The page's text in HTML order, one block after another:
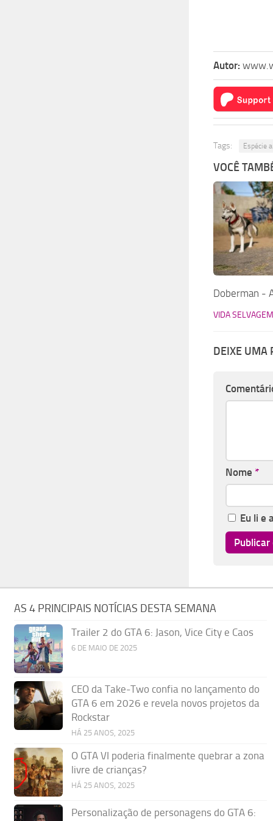
Autor:
Tags: Espécie
VOCÊ
Doberman -
VIDA
DEIXE UMA
Nome *
Eu li e
AS 4 PRINCIPAIS NOTÍCIAS DESTA SEMANA
Trailer 2 do GTA 6: Jason, Vice City e Caos
6 DE MAIO DE 2025
CEO da Take-Two confia no lançamento do
GTA 6 em 2026 e revela novos projetos da
Rockstar
HÁ 25 ANOS, 2025
O GTA VI poderia finalmente quebrar a zona
livre de crianças?
HÁ 25 ANOS, 2025
Personalização de personagens do GTA 6: